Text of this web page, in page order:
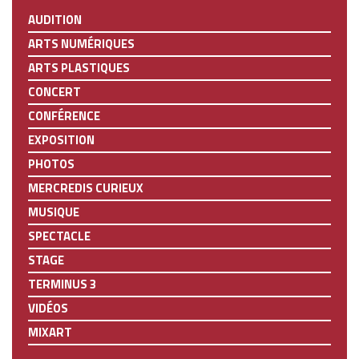
AUDITION
ARTS NUMÉRIQUES
ARTS PLASTIQUES
CONCERT
CONFÉRENCE
EXPOSITION
PHOTOS
MERCREDIS CURIEUX
MUSIQUE
SPECTACLE
STAGE
TERMINUS 3
VIDÉOS
MIXART